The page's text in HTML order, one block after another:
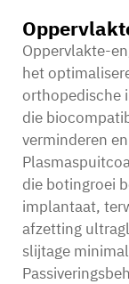
Oppervlakte-
het
orthopedische
die
verminderen
die botingroei
implantaat,
afzetting
slijtage